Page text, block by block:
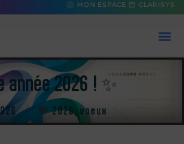
MON ESPACE CLARISYS
année 2026 ! ✨
2026 ,voeux